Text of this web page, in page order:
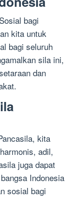
bagi
kita untuk
bagi seluruh
sila ini,
dan
kita
adil,
juga dapat
Indonesia
sosial bagi